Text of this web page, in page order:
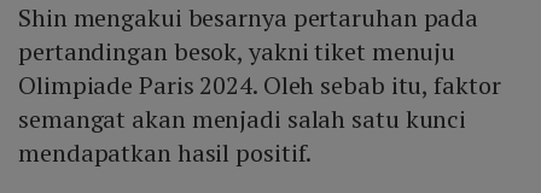
Shin mengakui besarnya pertaruhan pada
pertandingan besok, yakni tiket menuju
Olimpiade Paris 2024. Oleh sebab itu, faktor
semangat akan menjadi salah satu kunci
mendapatkan hasil positif.